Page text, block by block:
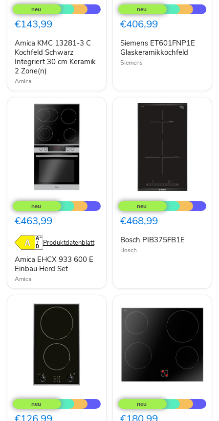
KMC
13281-
3
C
Schwarz
Integriert
30
cm
Keramik
2
€143,99
Amica KMC 13281-3 C
Kochfeld Schwarz
Integriert 30 cm Keramik
2 Zone(n)
Amica
ET601FNP1E
Glaskeramikkochfeld
€406,99
Siemens ET601FNP1E
Glaskeramikkochfeld
Siemens
EHCX
933
600
E
Einbau
Herd
Set
€463,99
Produktdatenblatt
Amica EHCX 933 600 E
Einbau Herd Set
Amica
PIB375FB1E
€468,99
Bosch PIB375FB1E
Bosch
KMC
13280
E
EC
744
100